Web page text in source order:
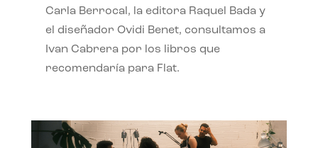
Carla Berrocal, la editora Raquel Bada y
el diseñador Ovidi Benet, consultamos a
Ivan Cabrera por los libros que
recomendaría para Flat.